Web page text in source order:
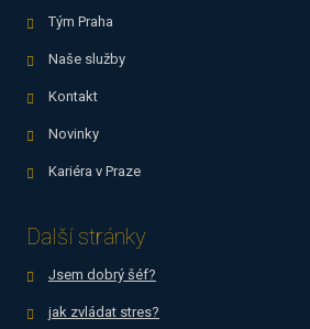
Tým Praha
Naše služby
Kontakt
Novinky
Kariéra v Praze
Další stránky
Jsem dobrý šéf?
jak zvládat stres?